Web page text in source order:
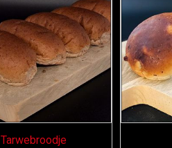
Tarwebroodje